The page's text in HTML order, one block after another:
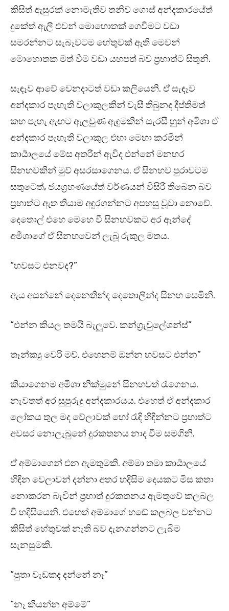
කිසිත් ඇසුරක් නොමැතිව තනිව ගොස් අන්දකාරයේත්
දුකේත් ඇලී එවන් මොහොතක් ගෙවීමට වඩා
සමරන්නට සැබෑවටම හේතුවක් ඇති මෙවන්
මොහොතක මත් වීම වඩා යහපත් බව ප්‍රභාත්ට සිතුනි.
සැඳෑව ආවේ වෙනදාටත් වඩා කලියෙනි. ඒ සැඳෑව
අන්දකාර පැහැති වලාකුලකින් වැසී තිබුනද දීප්තිමත්
කහ පැහැ ඇඟට ඇලවුණ ඇඳුමකින් සැරසී හුන් අමිශා ඒ
අන්දකාර පැහැති වලාකුල එහා මෙහා කරමින්
කාර්‍යාලයේ මේස අතරින් ඇවිද එන්නේ මනහර
සිනහවකින් මුව් අසරසාගෙනය. ඒ සිනහව පුරාවටම
සතුටෙත්, ජයග්‍රහණයේත් වර්ණයන් විසිරී තිබෙන බව
ප්‍රභාත්ට ඇත තියාම අඳුරගන්නට අපහසු වූවා නොවේ.
දෙතොල් එහෙ මෙහෙ වී සිනහවකට අර ඇන්දේ
අමීශාගේ ඒ සිනහවෙන් ලැබූ රුකුල මතය.
“හවසට එනවද?”
ඇය අසන්නේ දෙනෙතින්ද දෙතොලින්ද සිනහ සෙමිනි.
“එන්න කියල තමයි බැලුවෙ. කන්ග්‍රැචුලේශන්ස්”
තෑන්ක්‍යු වෙරි මච්. එහෙනම් ඔන්න හවසට එන්න”
කියාගෙනම අමීශා නික්මුනේ සිනහවත් රැගෙනය.
නැවතත් අර සුපුරුදු අන්දකාරයය. එහෙත් ඒ අන්දකාර
ලෝකය තුල මද වේලාවක් හෝ රැඳි හිඳින්නට ප්‍රභාත්ට
අවසර නොලැබුනේ දුරකතනය නාද වීම සමගිනි.
ඒ අම්මාගෙන් එන ඇමතුමකි. අම්මා තමා කාර්‍යාලයේ
හිඳින වෙලාවන් දන්නා අතර හදිසිම දෙයකට මිස කතා
නොකරන බැවින් ප්‍රභාත් දුරකතනය ඇමතුවේ කලබල
වී හදිසියෙනි. එහෙත් අම්මාගේ හඬේ කලබල වන්නට
කිසිත් හේතුවක් නැති බව දැනගන්නට ලැබීම
සැනසුමකි.
“පුතා වැඩකද දන්නේ නෑ”
“නෑ කියන්න අම්මේ”